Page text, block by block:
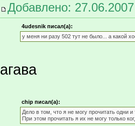
Добавлено:
4udesnik писал(а):
у меня ни разу 502 тут не было... а какой
агава
chip писал(а):
Дело в том, что я не могу прочитать одни
При этом прочитать я их не могу только